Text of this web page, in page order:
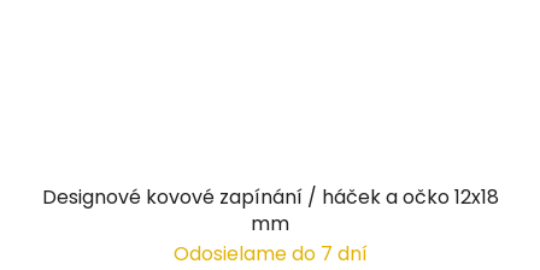
Designové kovové zapínání / háček a očko 12x18
mm
Odosielame do 7 dní